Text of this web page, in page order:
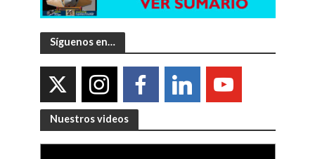
Síguenos en…
Nuestros videos